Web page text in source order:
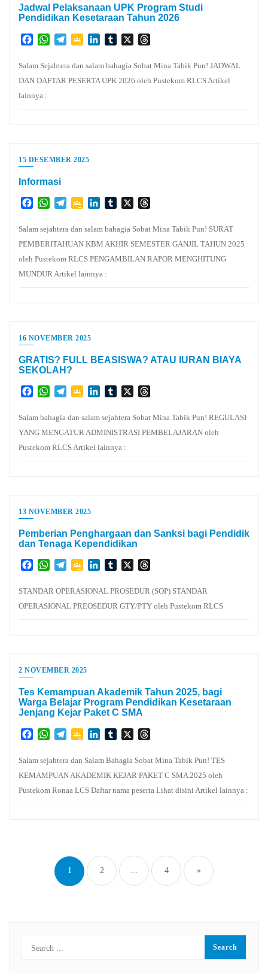
Jadwal Pelaksanaan UPK Program Studi
Pendidikan Kesetaraan Tahun 2026
FacebookWhatsApp
TelegramGoogleLinkedInTumblr
X
Salam Sejahtera dan salam bahagia Sobat Mina Tabik Pun! JADWAL
DAN DAFTAR PESERTA UPK 2026 oleh Pustekom RLCS Artikel
lainnya :
15 DESEMBER 2025
Informasi
FacebookWhatsApp
TelegramGoogleLinkedInTumblr
X
Salam sejahtera dan salam bahagia Sobat Mina Tabik Pun! SURAT
PEMBERITAHUAN KBM AKHIR SEMESTER GANJIL TAHUN 2025
oleh Pustekom RLCS PENGAMBILAN RAPOR MENGHITUNG
MUNDUR Artikel lainnya :
16 NOVEMBER 2025
GRATIS? FULL BEASISWA? ATAU IURAN BIAYA
SEKOLAH?
FacebookWhatsApp
TelegramGoogleLinkedInTumblr
X
Salam bahagia dan salam sejahtera Sobat Mina Tabik Pun! REGULASI
YANG MENGATUR ADMINISTRASI PEMBELAJARAN oleh
Pustekom RLCS Artikel lainnya :
13 NOVEMBER 2025
Pemberian Penghargaan dan Sanksi bagi Pendidik
dan Tenaga Kependidikan
FacebookWhatsApp
TelegramGoogleLinkedInTumblr
X
STANDAR OPERASIONAL PROSEDUR (SOP) STANDAR
OPERASIONAL PREOSEDUR GTY/PTY oleh Pustekom RLCS
2 NOVEMBER 2025
Tes Kemampuan Akademik Tahun 2025, bagi
Warga Belajar Program Pendidikan Kesetaraan
Jenjang Kejar Paket C SMA
FacebookWhatsApp
TelegramGoogleLinkedInTumblr
X
Salam sejahtera dan Salam Bahagia Sobat Mina Tabik Pun! TES
KEMAMPUAN AKADEMIK KEJAR PAKET C SMA 2025 oleh
Pustekom Ronaa LCS Daftar nama peserta Lihat disini Artikel lainnya :
pos
1 2 4 »